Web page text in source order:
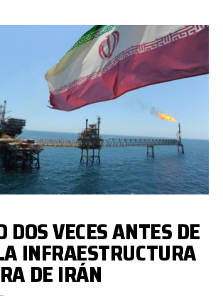
DOS VECES ANTES DE
INFRAESTRUCTURA
DE IRÁN